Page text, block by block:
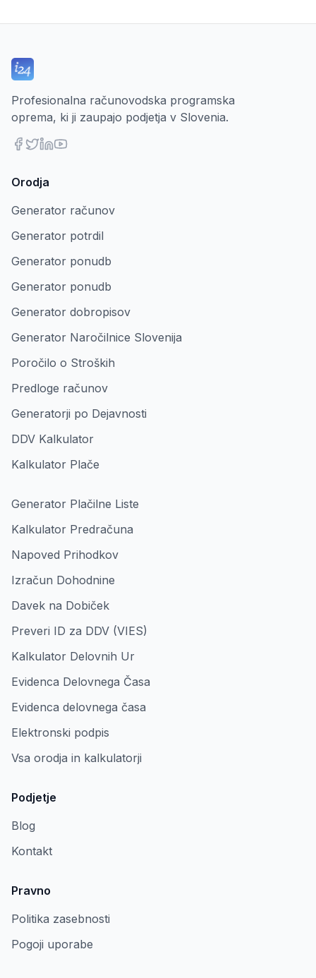
Profesionalna računovodska programska
oprema, ki ji zaupajo podjetja v Slovenia.
Orodja
Generator računov
Generator potrdil
Generator ponudb
Generator ponudb
Generator dobropisov
Generator Naročilnice Slovenija
Poročilo o Stroških
Predloge računov
Generatorji po Dejavnosti
DDV Kalkulator
Kalkulator Plače
Generator Plačilne Liste
Kalkulator Predračuna
Napoved Prihodkov
Izračun Dohodnine
Davek na Dobiček
Preveri ID za DDV (VIES)
Kalkulator Delovnih Ur
Evidenca Delovnega Časa
Evidenca delovnega časa
Elektronski podpis
Vsa orodja in kalkulatorji
Podjetje
Blog
Kontakt
Pravno
Politika zasebnosti
Pogoji uporabe